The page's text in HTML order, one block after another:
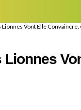
Lionnes Vont Elle